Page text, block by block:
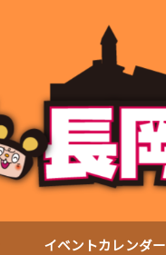
イベントカレンダー